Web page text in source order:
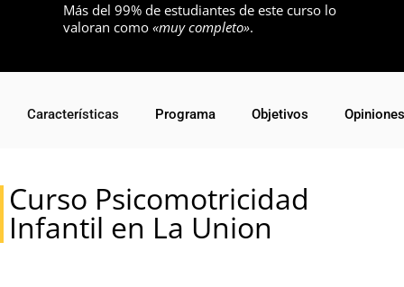
Más del 99% de estudiantes de este curso lo
valoran como «muy completo».
Características Programa Objetivos Opiniones
Curso Psicomotricidad
Infantil en La Union